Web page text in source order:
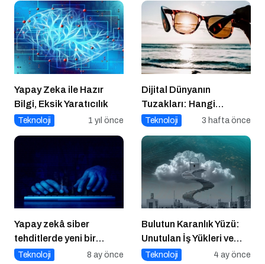
Yapay Zeka ile Hazır
Bilgi, Eksik Yaratıcılık
Teknoloji 1 yıl önce
Dijital Dünyanın
Tuzakları: Hangi
Yöntemleri
Teknoloji 3 hafta önce
Yapay zekâ siber
tehditlerde yeni bir
dönemi başlatıyor
Teknoloji 8 ay önce
Bulutun Karanlık Yüzü:
Unutulan İş Yükleri ve
2026’nın Siber Güvenlik
Teknoloji 4 ay önce